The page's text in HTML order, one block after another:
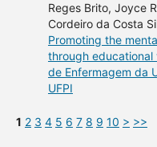
Reges Brito, Joyce
Cordeiro da Costa
Promoting the
through
de Enfermagem da
UFPI
1 2 3 4 5 6 7 8 9 10 > >>